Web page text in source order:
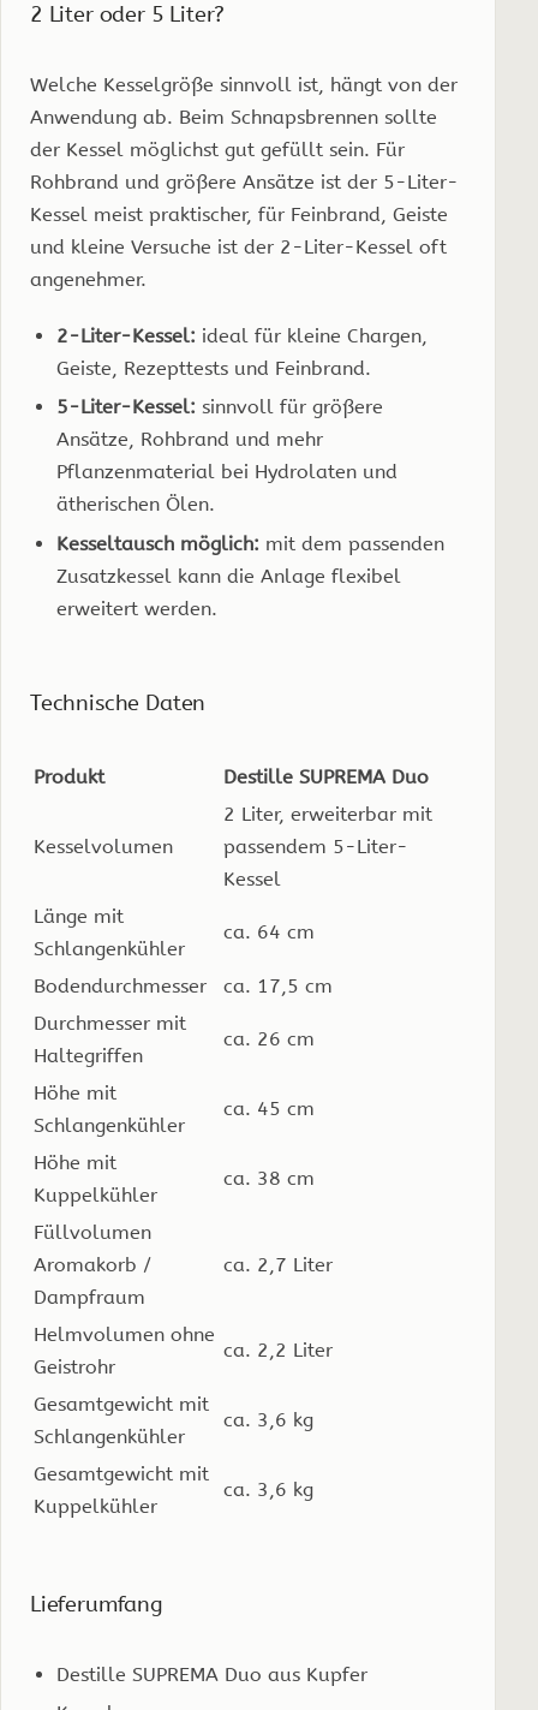
2 Liter oder 5 Liter?
Welche Kesselgröße sinnvoll ist, hängt von der
Anwendung ab. Beim Schnapsbrennen sollte
der Kessel möglichst gut gefüllt sein. Für
Rohbrand und größere Ansätze ist der 5-Liter-
Kessel meist praktischer, für Feinbrand, Geiste
und kleine Versuche ist der 2-Liter-Kessel oft
angenehmer.
2-Liter-Kessel: ideal für kleine Chargen,
Geiste, Rezepttests und Feinbrand.
5-Liter-Kessel: sinnvoll für größere
Ansätze, Rohbrand und mehr
Pflanzenmaterial bei Hydrolaten und
ätherischen Ölen.
Kesseltausch möglich: mit dem passenden
Zusatzkessel kann die Anlage flexibel
erweitert werden.
Technische Daten
Produkt Destille SUPREMA Duo
Kesselvolumen
2 Liter, erweiterbar mit
passendem 5-Liter-
Kessel
Länge mit
Schlangenkühler
ca. 64 cm
Bodendurchmesser
ca. 17,5 cm
Durchmesser mit
Haltegriffen
ca. 26 cm
Höhe mit
Schlangenkühler
ca. 45 cm
Höhe mit
Kuppelkühler
ca. 38 cm
Füllvolumen
Aromakorb /
Dampfraum
ca. 2,7 Liter
Helmvolumen ohne
Geistrohr
ca. 2,2 Liter
Gesamtgewicht mit
Schlangenkühler
ca. 3,6 kg
Gesamtgewicht mit
Kuppelkühler
ca. 3,6 kg
Lieferumfang
Destille SUPREMA Duo aus Kupfer